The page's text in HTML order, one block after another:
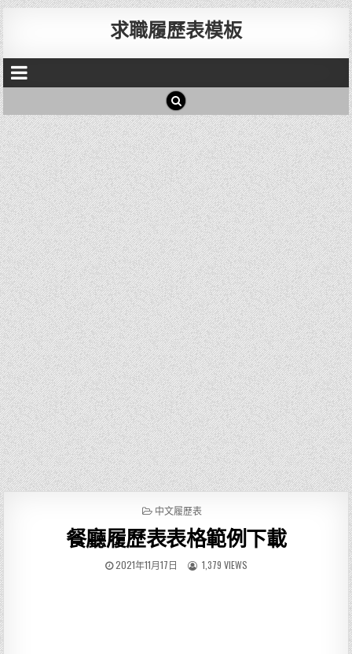
求職履歷表模板
P
S
T
E
中文履歷表
餐廳履歷表表格範例下載
2021年11月17日 1,379 VIEWS